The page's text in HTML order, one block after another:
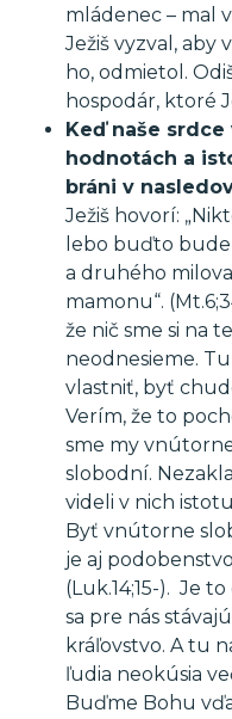
mládenec – mal
Ježiš vyzval, aby
ho, odmietol.
hospodár, ktoré
Keď naše
hodnotách a
bráni v
Ježiš hovorí:
lebo buďto
a druhého
mamonu“.
že nič sme si na
neodnesieme.
vlastniť, byť
Verím, že to
sme my
slobodní.
videli v nich
Byť vnútorne
je aj
(Luk.14;15-). Je
sa pre nás
kráľovstvo. A tu
ľudia neokúsia
Buďme Bohu